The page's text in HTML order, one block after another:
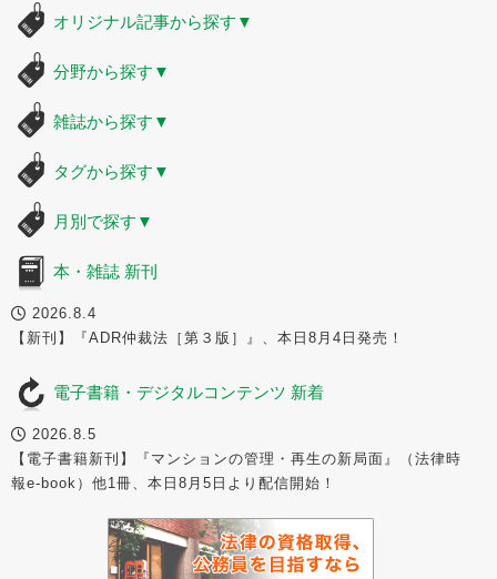
オリジナル記事から探す ▼
分野から探す ▼
雑誌から探す ▼
タグから探す ▼
月別で探す ▼
本・雑誌 新刊
2026.8.4
【新刊】『ADR仲裁法［第３版］』、本日8月4日発売！
電子書籍・デジタルコンテンツ 新着
2026.8.5
【電子書籍新刊】『マンションの管理・再生の新局面』（法律時
報e-book）他1冊、本日8月5日より配信開始！